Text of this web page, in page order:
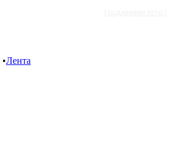
•Лента